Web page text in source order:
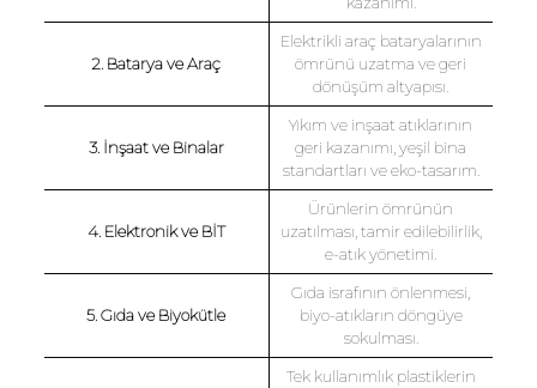
2. Batarya ve Araç
Elektrikli araç bataryalarının
ömrünü uzatma ve geri
dönüşüm altyapısı.
3. İnşaat ve Binalar
Yıkım ve inşaat atıklarının
geri kazanımı, yeşil bina
standartları ve eko-tasarım.
4. Elektronik ve BİT
Ürünlerin ömrünün
uzatılması, tamir edilebilirlik,
e-atık yönetimi.
5. Gıda ve Biyokütle
Gıda israfının önlenmesi,
biyo-atıkların döngüye
sokulması.
Tek kullanımlık plastiklerin